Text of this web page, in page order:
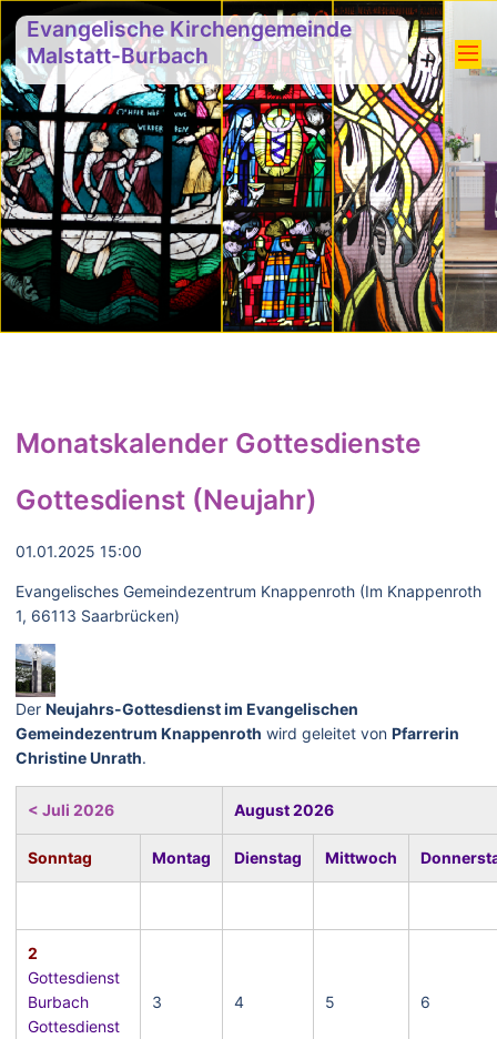
Evangelische Kirchengemeinde
Malstatt-Burbach
Monatskalender Gottesdienste
Gottesdienst (Neujahr)
01.01.2025 15:00
Evangelisches Gemeindezentrum Knappenroth (Im Knappenroth
1, 66113 Saarbrücken)
Der Neujahrs-Gottesdienst im Evangelischen
Gemeindezentrum Knappenroth wird geleitet von Pfarrerin
Christine Unrath.
< Juli 2026 August 2026
Sonntag Montag Dienstag Mittwoch
2
Gottesdienst
Burbach
Gottesdienst
3 4 5 6